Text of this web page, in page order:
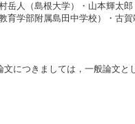
岳人（島根大学）・山本輝太
育学部附属島田中学校）・古
につきましては，一般論文と